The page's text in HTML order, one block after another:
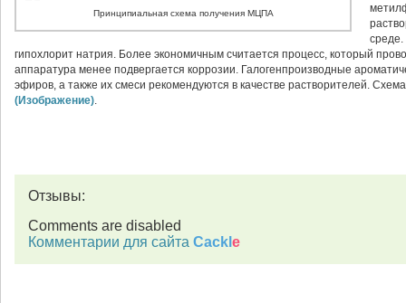
Принципиальная схема получения МЦПА
гипохлорит натрия. Более экономичным считается процесс, который
аппаратура менее подвергается коррозии. Галогенпроизводные
эфиров, а также их смеси рекомендуются в качестве растворителей.
(Изображение).
Отзывы:
Comments are disabled
Комментарии для сайта Cackl e